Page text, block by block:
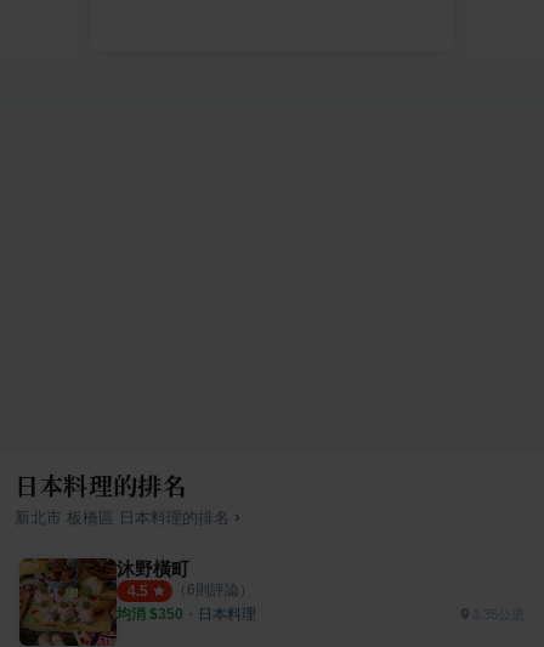
日本料理的排名
新北市 板橋區 日本料理 的排名 ›
沐野橫町
4.5 （ 6則評論）
均消 $350 ・ 日本料理 3.35公里